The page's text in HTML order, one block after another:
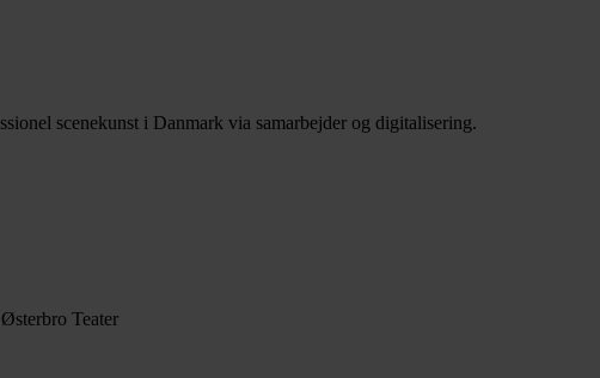
scenekunst i Danmark via samarbejder og digitalisering.
Teater